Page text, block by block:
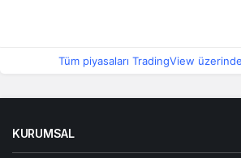
Tüm piyasaları TradingView
KURUMSAL